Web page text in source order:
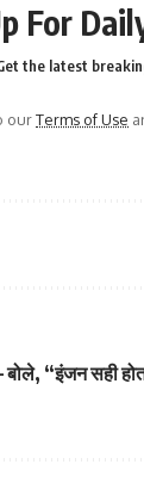
For
the latest
ourTerms of Use
“इंजन सही